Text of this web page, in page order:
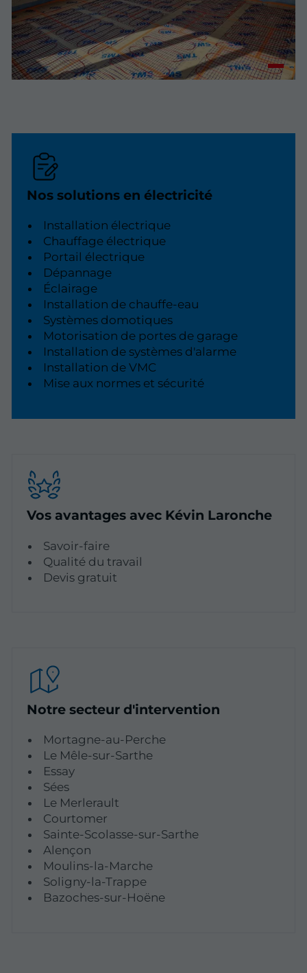
Nos solutions en électricité
Installation électrique
Chauffage électrique
Portail électrique
Dépannage
Éclairage
Installation de chauffe-eau
Systèmes domotiques
Motorisation de portes de garage
Installation de systèmes d'alarme
Installation de VMC
Mise aux normes et sécurité
Vos avantages avec Kévin Laronche
Savoir-faire
Qualité du travail
Devis gratuit
Notre secteur d'intervention
Mortagne-au-Perche
Le Mêle-sur-Sarthe
Essay
Sées
Le Merlerault
Courtomer
Sainte-Scolasse-sur-Sarthe
Alençon
Moulins-la-Marche
Soligny-la-Trappe
Bazoches-sur-Hoëne